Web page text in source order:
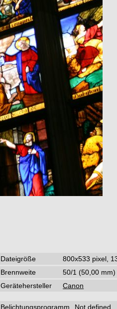
Dateigröße
800x533 pixel,
Brennweite
50/1 (50,00 mm)
Gerätehersteller Canon
Belichtungsprogramm Not defined